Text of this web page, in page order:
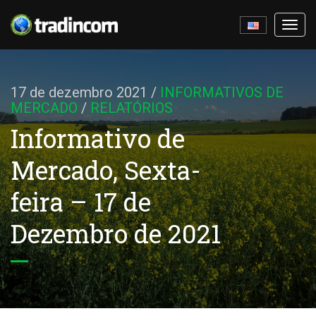
17 de dezembro 2021 / INFORMATIVOS DE
MERCADO / RELATÓRIOS
Informativo de
Mercado, Sexta-
feira – 17 de
Dezembro de 2021